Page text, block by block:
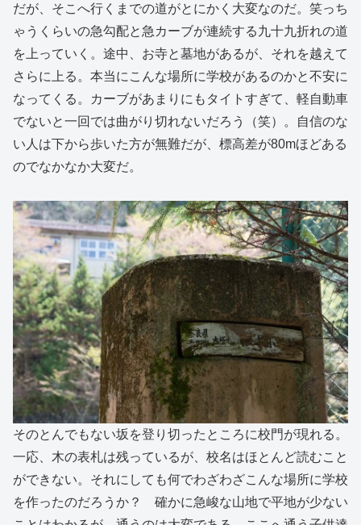
だが、そこへ行くまでの道がとにかく大変なのだ。笑っち
ゃうくらいの急勾配と急カーブが連続する九十九折れの道
を上っていく。途中、お寺と墓地があるが、それを越えて
さらに上る。本当にこんな場所に学校があるのかと不安に
なってくる。カーブがあまりにもタイトすぎて、軽自動車
でないと一回では曲がり切れないだろう（笑）。自信のな
い人は下から歩いた方が無難だが、標高差が80mほどある
のでなかなか大変だ。
そのとんでもない坂を登り切ったところに校門が現れる。
一応、木の表札は残っているが、校名はほとんど読むこと
ができない。それにしても何でわざわざこんな場所に学校
を作ったのだろうか？ 確かに急峻な山地で平地が少ない